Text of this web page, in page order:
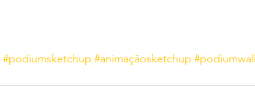
#podiumsketchup #animaçãosketchup